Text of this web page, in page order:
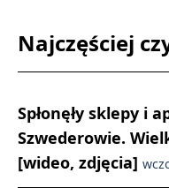
Najczęściej
Spłonęły sklepy i
Szwederowie.
[wideo, zdjęcia]